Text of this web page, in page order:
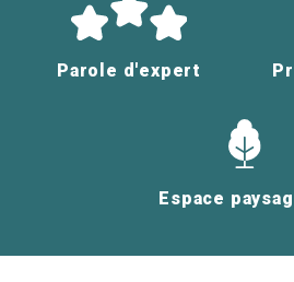
Parole d'expert
Espace